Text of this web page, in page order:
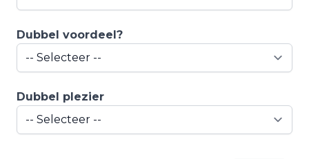
Dubbel voordeel?
Dubbel plezier